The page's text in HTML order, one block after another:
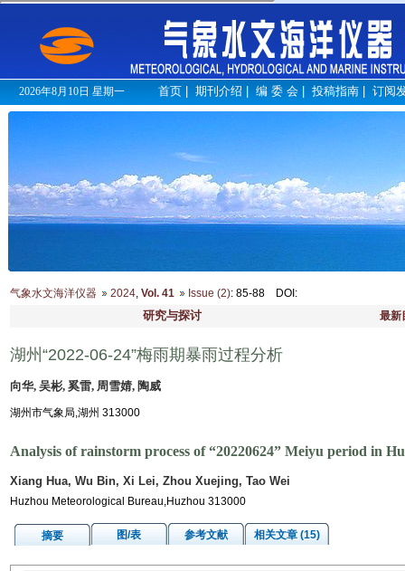
2026年8月10日 星期一 首页 期刊介绍 编 委 会 投稿指南 订阅
气象水文海洋仪器 2024, Vol. 41 Issue (2): 85-88 DOI :
研究与探讨 最新
湖州“2022-06-24”梅雨期暴雨过程分析
向华, 吴彬, 奚雷, 周雪婧, 陶威
湖州市气象局,湖州 313000
Analysis of rainstorm process of “20220624” Meiyu period in
Xiang Hua, Wu Bin, Xi Lei, Zhou Xuejing, Tao Wei
Huzhou Meteorological Bureau,Huzhou 313000
摘要 图/表 参考文献 相关文章 (15)